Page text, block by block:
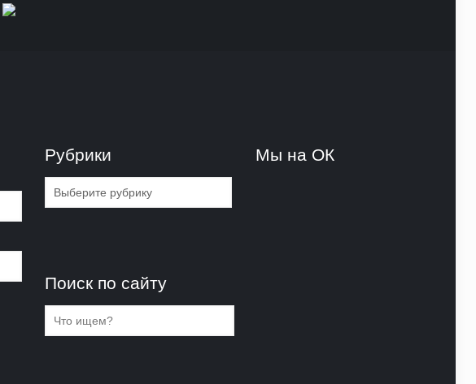
Рубрики
Рубрики
Поиск по сайту
Мы на ОК